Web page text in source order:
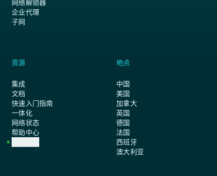
网络解锁器
企业代理
子网
资源
集成
文档
快速入门指南
一体化
网络状态
帮助中心
地点
中国
美国
加拿大
英国
德国
法国
西班牙
澳大利亚